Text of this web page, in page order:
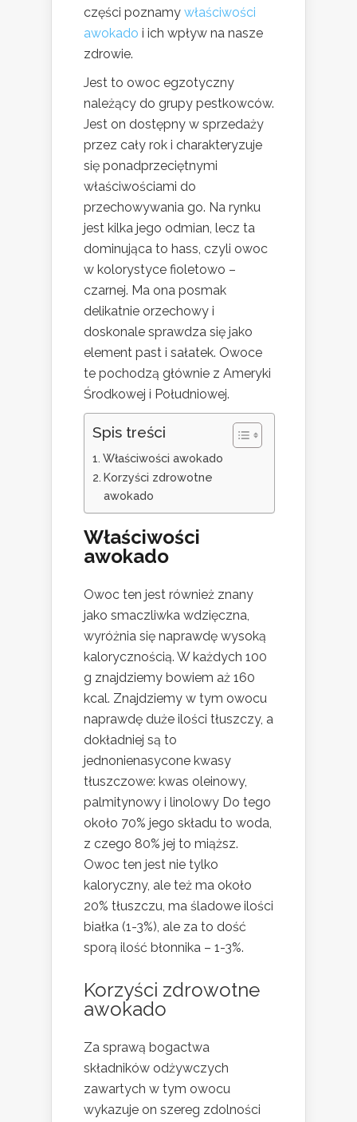
części poznamy właściwości
awokado i ich wpływ na nasze
zdrowie.
Jest to owoc egzotyczny
należący do grupy pestkowców.
Jest on dostępny w sprzedaży
przez cały rok i charakteryzuje
się ponadprzeciętnymi
właściwościami do
przechowywania go. Na rynku
jest kilka jego odmian, lecz ta
dominująca to hass, czyli owoc
w kolorystyce fioletowo –
czarnej. Ma ona posmak
delikatnie orzechowy i
doskonale sprawdza się jako
element past i sałatek. Owoce
te pochodzą głównie z Ameryki
Środkowej i Południowej.
Spis treści
Właściwości awokado
Korzyści zdrowotne
awokado
Właściwości
awokado
Owoc ten jest również znany
jako smaczliwka wdzięczna,
wyróżnia się naprawdę wysoką
kalorycznością. W każdych 100
g znajdziemy bowiem aż 160
kcal. Znajdziemy w tym owocu
naprawdę duże ilości tłuszczy, a
dokładniej są to
jednonienasycone kwasy
tłuszczowe: kwas oleinowy,
palmitynowy i linolowy Do tego
około 70% jego składu to woda,
z czego 80% jej to miąższ.
Owoc ten jest nie tylko
kaloryczny, ale też ma około
20% tłuszczu, ma śladowe ilości
białka (1-3%), ale za to dość
sporą ilość błonnika – 1-3%.
Korzyści zdrowotne
awokado
Za sprawą bogactwa
składników odżywczych
zawartych w tym owocu
wykazuje on szereg zdolności